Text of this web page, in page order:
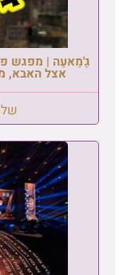
גַ'מַאעַה | מפגש
אצל האבא,